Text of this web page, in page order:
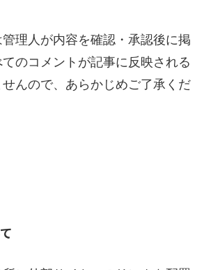
理人が内容を確認・承認後に掲
のコメントが記事に反映される
んので、あらかじめご了承くだ